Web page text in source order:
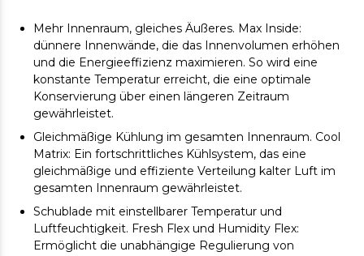
Mehr Innenraum, gleiches Äußeres. Max Inside:
dünnere Innenwände, die das Innenvolumen erhöhen
und die Energieeffizienz maximieren. So wird eine
konstante Temperatur erreicht, die eine optimale
Konservierung über einen längeren Zeitraum
gewährleistet.
Gleichmäßige Kühlung im gesamten Innenraum. Cool
Matrix: Ein fortschrittliches Kühlsystem, das eine
gleichmäßige und effiziente Verteilung kalter Luft im
gesamten Innenraum gewährleistet.
Schublade mit einstellbarer Temperatur und
Luftfeuchtigkeit. Fresh Flex und Humidity Flex:
Ermöglicht die unabhängige Regulierung von